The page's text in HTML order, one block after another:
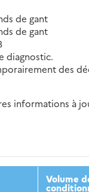
de gant
de gant
diagnostic.
des
informations à
Volume